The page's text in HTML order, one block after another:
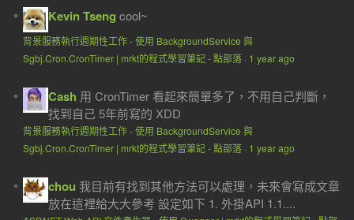
Kevin Tseng cool~
背景服務執行週期性工作 - 使用 BackgroundService 與
Sgbj.Cron.CronTimer | mrkt的程式學習筆記 - 點部落· 1 year ago
Cash 用 CronTimer 看起來簡單多了，不用自己判斷，
找到自己 5年前寫的 XDD
背景服務執行週期性工作 - 使用 BackgroundService 與
Sgbj.Cron.CronTimer | mrkt的程式學習筆記 - 點部落· 1 year ago
chou 我目前有找到其他方法可以處理，未來會寫成文章
放在這裡給大大參考 設定如下 1. 外掛API 1.1....